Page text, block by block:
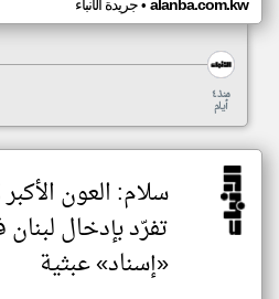
جريدة الأنباء• alanba.com.kw
منذ ٤
أيام
سلام: العون
تفرّد بإدخال
«إسناد» عبثية